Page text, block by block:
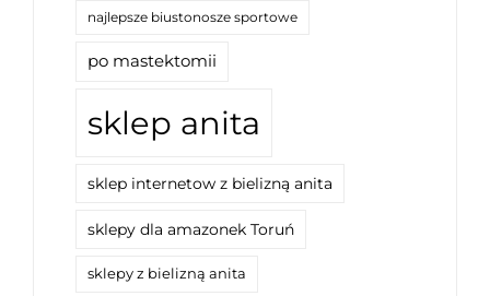
najlepsze biustonosze sportowe
po mastektomii
sklep anita
sklep internetow z bielizną anita
sklepy dla amazonek Toruń
sklepy z bielizną anita